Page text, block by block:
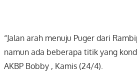
“Jalan arah menuju Puger dari
namun ada beberapa titik yang
AKBP Bobby , Kamis (24/4).